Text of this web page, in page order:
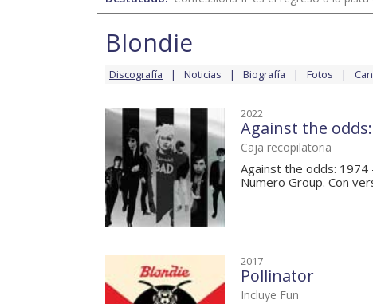
Blondie
Discografía Noticias Biografía Fotos
2022
Against the odds:
Caja recopilatoria
Against the odds: 1974
Numero Group. Con
2017
Pollinator
Incluye Fun